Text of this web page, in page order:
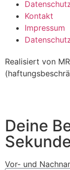
Kontakt
Impressum
Realisiert von
Deine
Vor- und